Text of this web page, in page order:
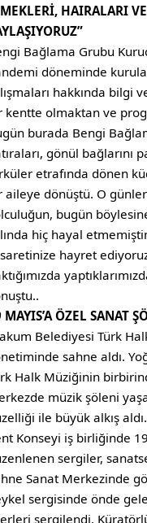
HAIRALARI
Bağlama Grubu
döneminde
hakkında bilgi
kentte olmaktan ve
burada Bengi
gönül bağlarını
etrafında dönen
aileye dönüştü. O
bugün
hiç hayal
hayret
MAYIS’A ÖZEL SANAT
Belediyesi Türk
sahne aldı.
Halk Müziğinin
müzik şöleni
ile büyük alkış
Konseyi iş birliğinde
sergiler,
Sanat Merkezinde
sergisinde önde
sergilendi.